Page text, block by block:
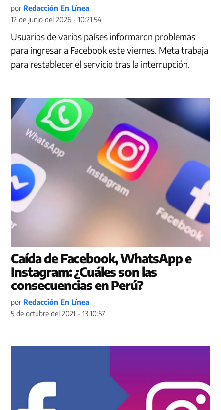
por Redacción En Línea
12 de junio del 2026 - 10:21:54
Usuarios de varios países informaron problemas
para ingresar a Facebook este viernes. Meta trabaja
para restablecer el servicio tras la interrupción.
Caída de Facebook, WhatsApp e
Instagram: ¿Cuáles son las
consecuencias en Perú?
por Redacción En Línea
5 de octubre del 2021 - 13:10:57